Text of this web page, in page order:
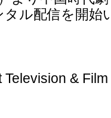
ル配信を開始
&